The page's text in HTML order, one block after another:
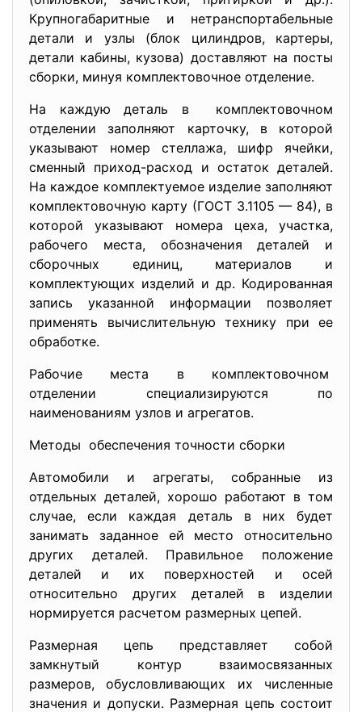
Крупногабаритные и нетранспортабельные
детали и узлы (блок цилиндров, картеры,
детали кабины, кузова) доставляют на посты
сборки, минуя комплектовочное отделение.
На каждую деталь в комплектовочном
отделении заполняют карточку, в которой
указывают номер стеллажа, шифр ячейки,
сменный приход-расход и остаток деталей.
На каждое комплектуемое изделие заполняют
комплектовочную карту (ГОСТ 3.1105 — 84), в
которой указывают номера цеха, участка,
рабочего места, обозначения деталей и
сборочных единиц, материалов и
комплектующих изделий и др. Кодированная
запись указанной информации позволяет
применять вычислительную технику при ее
обработке.
Рабочие места в комплектовочном
отделении специализируются по
наименованиям узлов и агрегатов.
Методы обеспечения точности сборки
Автомобили и агрегаты, собранные из
отдельных деталей, хорошо работают в том
случае, если каждая деталь в них будет
занимать заданное ей место относительно
других деталей. Правильное положение
деталей и их поверхностей и осей
относительно других деталей в изделии
нормируется расчетом размерных цепей.
Размерная цепь представляет собой
замкнутый контур взаимосвязанных
размеров, обусловливающих их численные
значения и допуски. Размерная цепь состоит